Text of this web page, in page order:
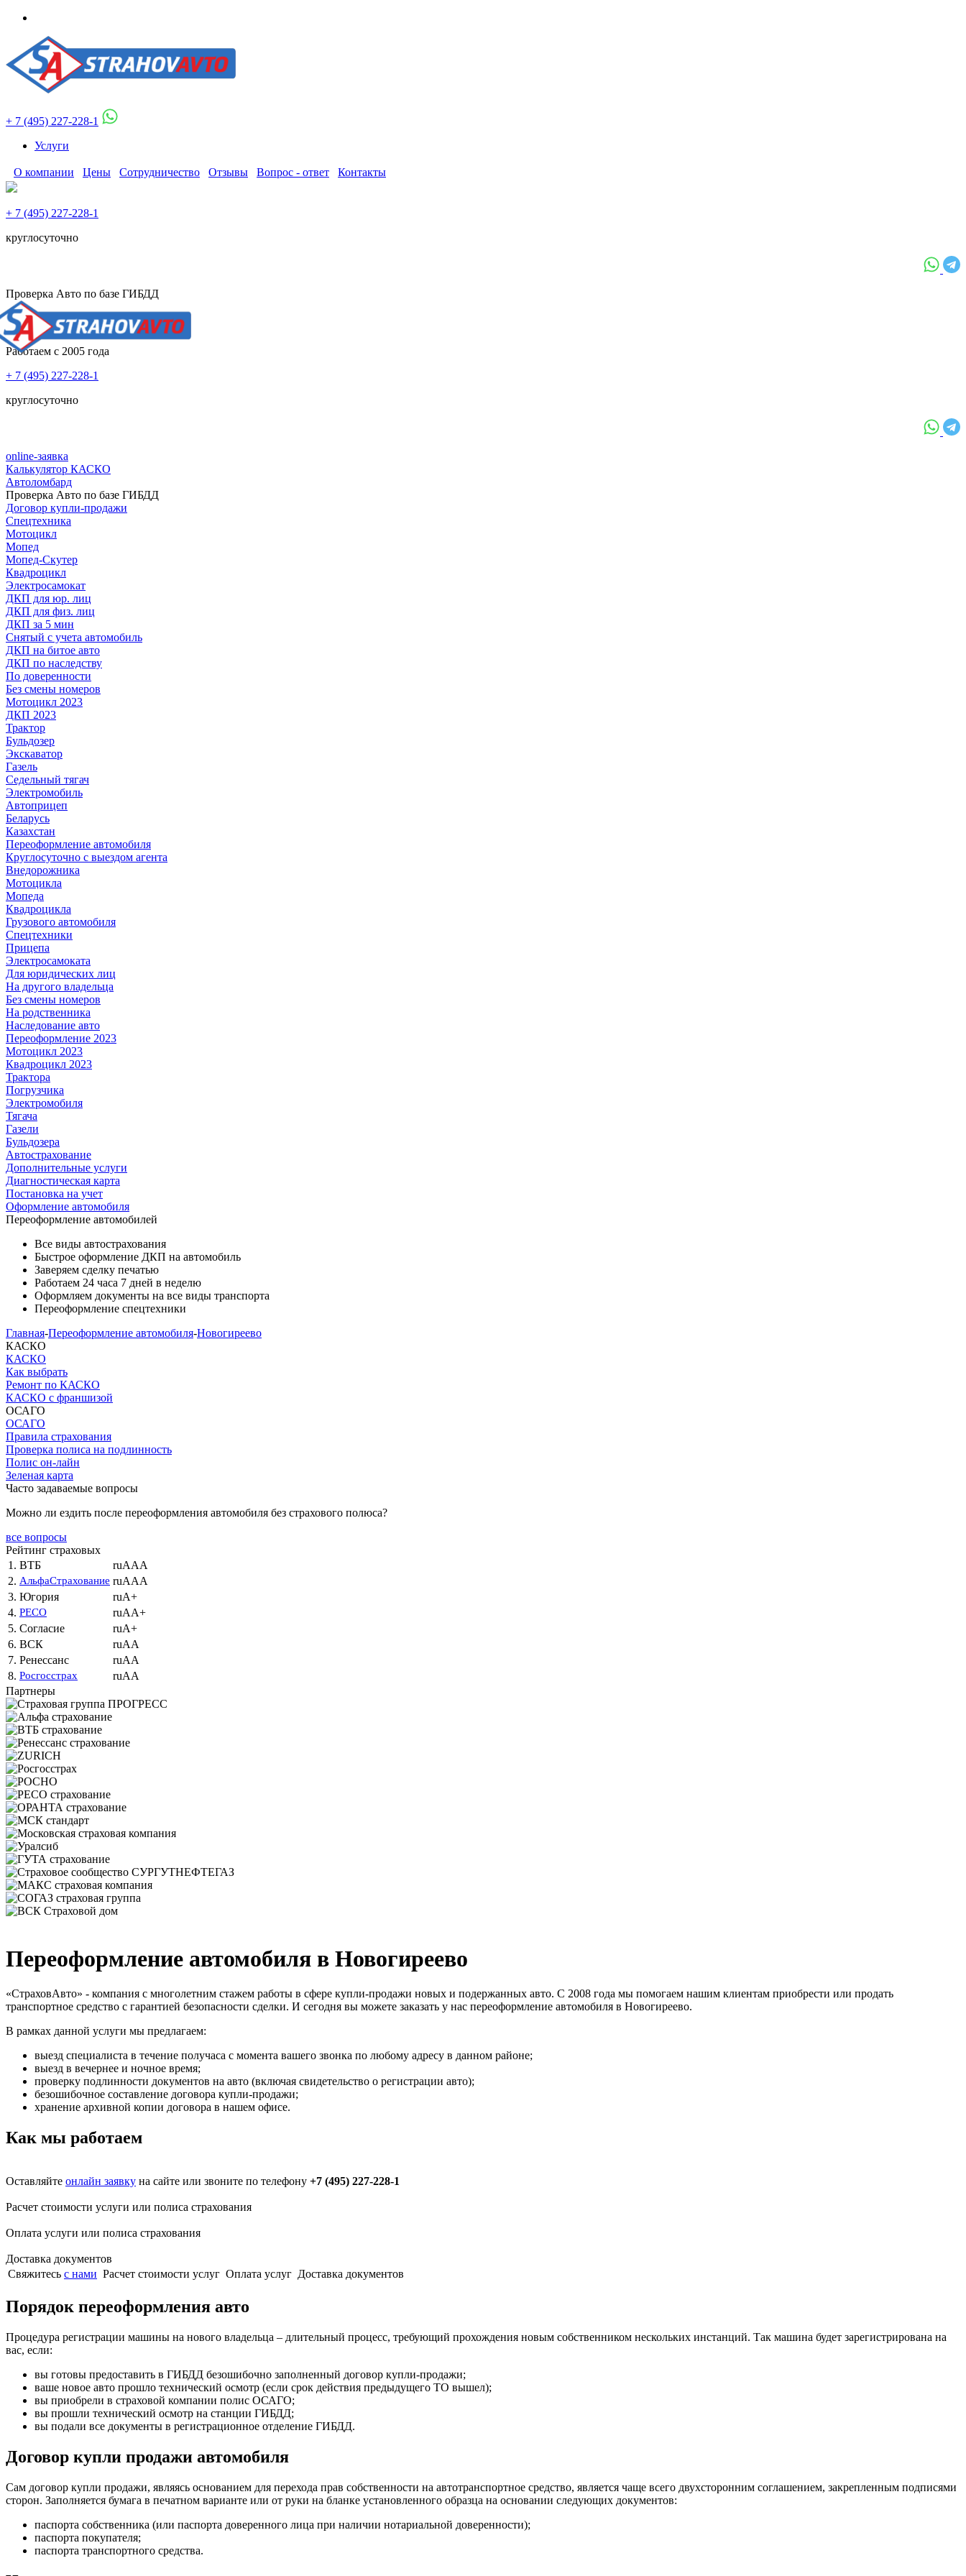
+ 7 (495) 227-228-1
Услуги
О компании Цены Сотрудничество Отзывы Вопрос - ответ Контакты
+ 7 (495) 227-228-1
круглосуточно
Проверка Авто по базе ГИБДД
Работаем с 2005 года
+ 7 (495) 227-228-1
круглосуточно
online-заявка
Калькулятор КАСКО
Автоломбард
Проверка Авто по базе ГИБДД
Договор купли-продажи
Спецтехника
Мотоцикл
Мопед
Мопед-Скутер
Квадроцикл
Электросамокат
ДКП для юр. лиц
ДКП для физ. лиц
ДКП за 5 мин
Снятый с учета автомобиль
ДКП на битое авто
ДКП по наследству
По доверенности
Без смены номеров
Мотоцикл 2023
ДКП 2023
Трактор
Бульдозер
Экскаватор
Газель
Седельный тягач
Электромобиль
Автоприцеп
Беларусь
Казахстан
Переоформление автомобиля
Круглосуточно с выездом агента
Внедорожника
Мотоцикла
Мопеда
Квадроцикла
Грузового автомобиля
Спецтехники
Прицепа
Электросамоката
Для юридических лиц
На другого владельца
Без смены номеров
На родственника
Наследование авто
Переоформление 2023
Мотоцикл 2023
Квадроцикл 2023
Трактора
Погрузчика
Электромобиля
Тягача
Газели
Бульдозера
Автострахование
Дополнительные услуги
Диагностическая карта
Постановка на учет
Оформление автомобиля
Переоформление автомобилей
Все виды автострахования
Быстрое оформление ДКП на автомобиль
Заверяем сделку печатью
Работаем 24 часа 7 дней в неделю
Оформляем документы на все виды транспорта
Переоформление спецтехники
Главная-Переоформление автомобиля-Новогиреево
КАСКО
КАСКО
Как выбрать
Ремонт по КАСКО
КАСКО с франшизой
ОСАГО
ОСАГО
Правила страхования
Проверка полиса на подлинность
Полис он-лайн
Зеленая карта
Часто задаваемые вопросы
Можно ли ездить после переоформления автомобиля без страхового полюса?
все вопросы
Рейтинг страховых
1. ВТБ
ruAAA
2. АльфаСтрахование ruAAA
3. Югория
ruA+
4. РЕСО
ruAA+
5. Согласие
ruA+
6. ВСК
ruAA
7. Ренессанс
ruAA
8. Росгосстрах
ruAA
Партнеры
Переоформление автомобиля в Новогиреево
«СтраховАвто» - компания с многолетним стажем работы в сфере купли-продажи новых и подержанных авто. С 2008 года мы помогаем нашим клиентам приобрести или продать
транспортное средство с гарантией безопасности сделки. И сегодня вы можете заказать у нас переоформление автомобиля в Новогиреево.
В рамках данной услуги мы предлагаем:
выезд специалиста в течение получаса с момента вашего звонка по любому адресу в данном районе;
выезд в вечернее и ночное время;
проверку подлинности документов на авто (включая свидетельство о регистрации авто);
безошибочное составление договора купли-продажи;
хранение архивной копии договора в нашем офисе.
Как мы работаем
Оставляйте онлайн заявку на сайте или звоните по телефону +7 (495) 227-228-1
Расчет стоимости услуги или полиса страхования
Оплата услуги или полиса страхования
Доставка документов
Свяжитесь с нами Расчет стоимости услуг Оплата услуг Доставка документов
Порядок переоформления авто
Процедура регистрации машины на нового владельца – длительный процесс, требующий прохождения новым собственником нескольких инстанций. Так машина будет зарегистрирована на
вас, если:
вы готовы предоставить в ГИБДД безошибочно заполненный договор купли-продажи;
ваше новое авто прошло технический осмотр (если срок действия предыдущего ТО вышел);
вы приобрели в страховой компании полис ОСАГО;
вы прошли технический осмотр на станции ГИБДД;
вы подали все документы в регистрационное отделение ГИБДД.
Договор купли продажи автомобиля
Сам договор купли продажи, являясь основанием для перехода прав собственности на автотранспортное средство, является чаще всего двухсторонним соглашением, закрепленным подписями
сторон. Заполняется бумага в печатном варианте или от руки на бланке установленного образца на основании следующих документов:
паспорта собственника (или паспорта доверенного лица при наличии нотариальной доверенности);
паспорта покупателя;
паспорта транспортного средства.